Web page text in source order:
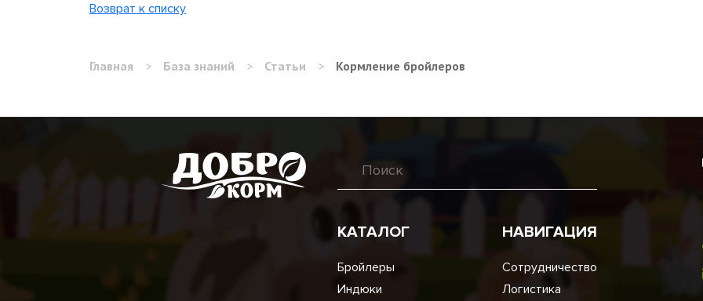
Возврат к списку
Главная > База знаний > Статьи > Кормление бройлеров
КАТАЛОГ
Бройлеры
Индюки
НАВИГАЦИЯ
Сотрудничество
Логистика